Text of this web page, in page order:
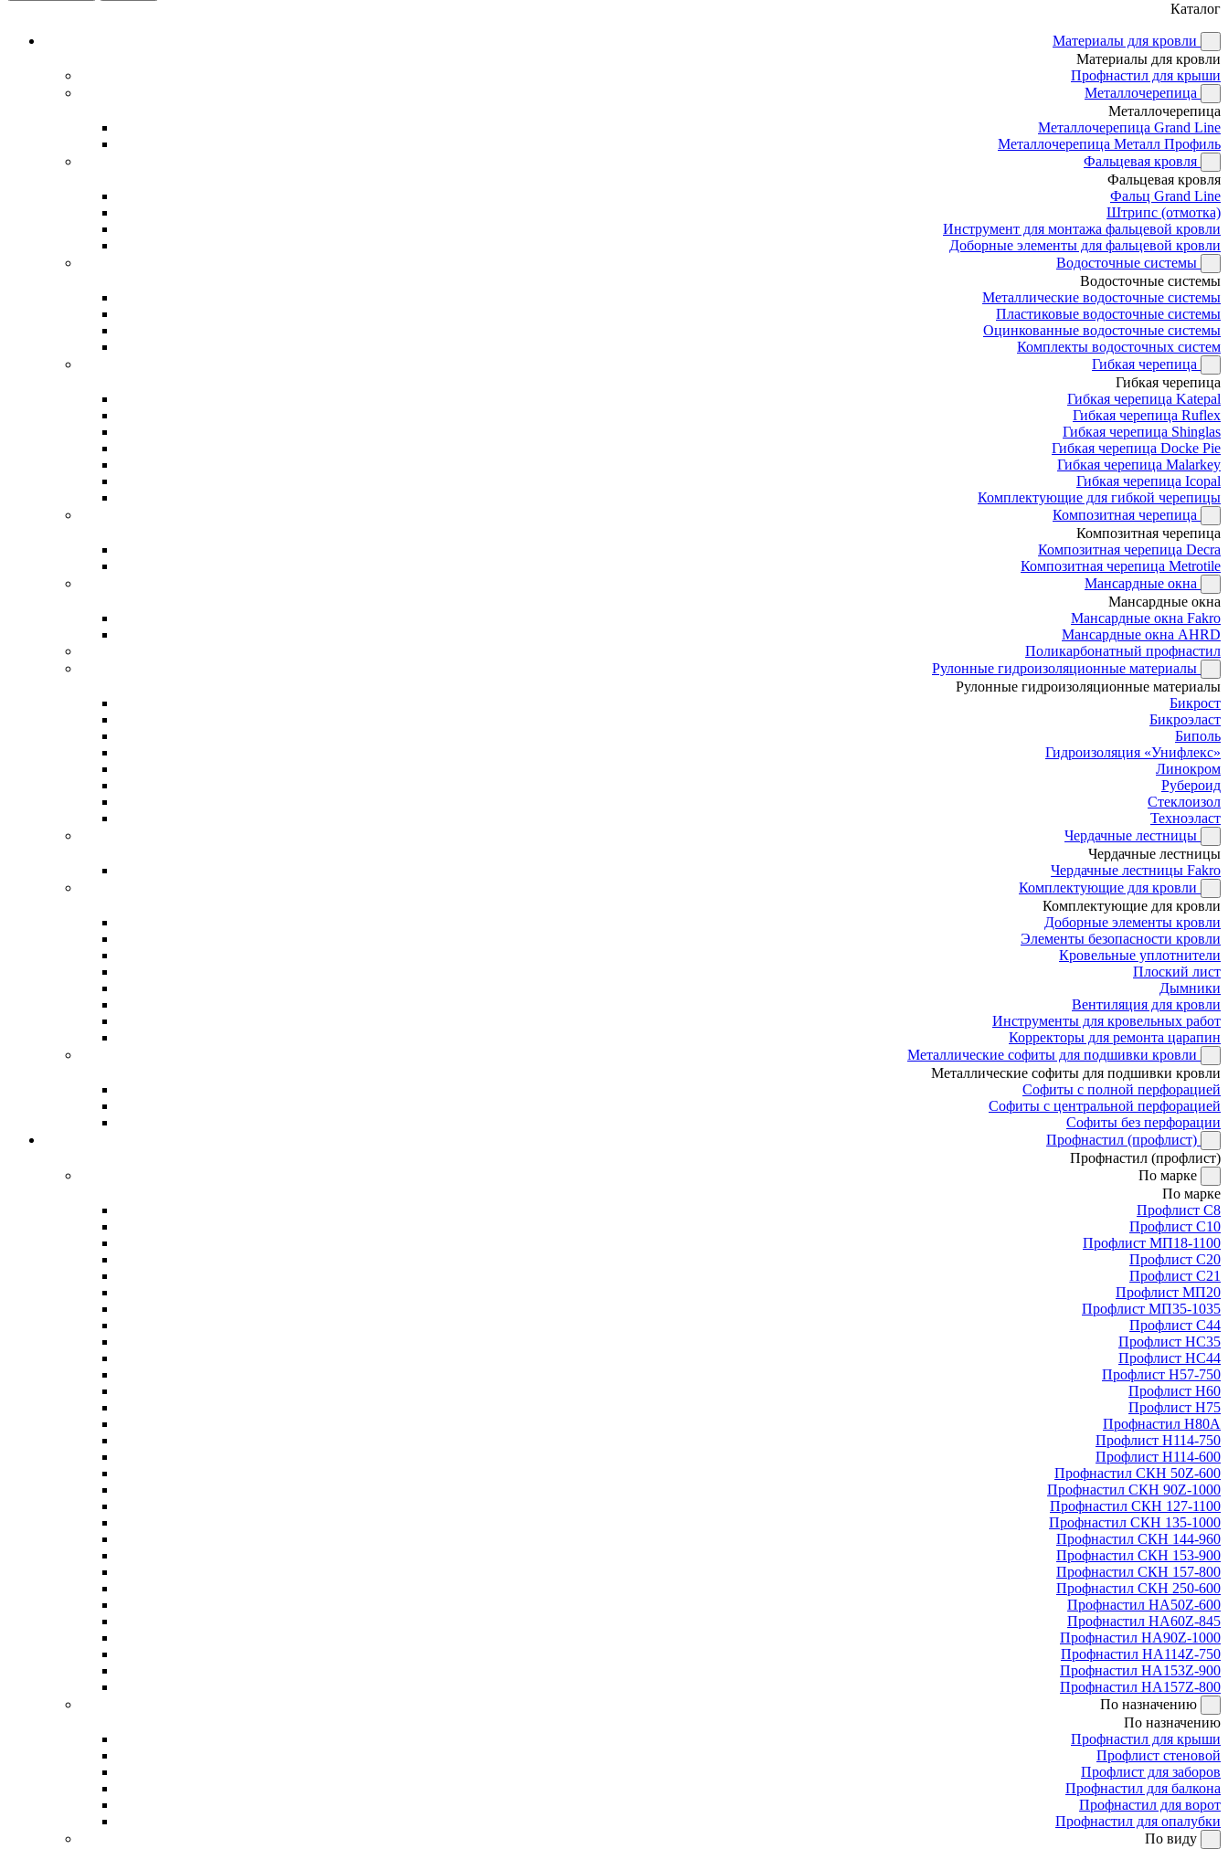
Каталог
Материалы для кровли
Материалы для кровли
Профнастил для крыши
Металлочерепица
Металлочерепица
Металлочерепица Grand Line
Металлочерепица Металл Профиль
Фальцевая кровля
Фальцевая кровля
Фальц Grand Line
Штрипс (отмотка)
Инструмент для монтажа фальцевой кровли
Доборные элементы для фальцевой кровли
Водосточные системы
Водосточные системы
Металлические водосточные системы
Пластиковые водосточные системы
Оцинкованные водосточные системы
Комплекты водосточных систем
Гибкая черепица
Гибкая черепица
Гибкая черепица Katepal
Гибкая черепица Ruflex
Гибкая черепица Shinglas
Гибкая черепица Docke Pie
Гибкая черепица Malarkey
Гибкая черепица Icopal
Комплектующие для гибкой черепицы
Композитная черепица
Композитная черепица
Композитная черепица Decra
Композитная черепица Metrotile
Мансардные окна
Мансардные окна
Мансардные окна Fakro
Мансардные окна AHRD
Поликарбонатный профнастил
Рулонные гидроизоляционные материалы
Рулонные гидроизоляционные материалы
Бикрост
Бикроэласт
Биполь
Гидроизоляция «Унифлекс»
Линокром
Рубероид
Стеклоизол
Техноэласт
Чердачные лестницы
Чердачные лестницы
Чердачные лестницы Fakro
Комплектующие для кровли
Комплектующие для кровли
Доборные элементы кровли
Элементы безопасности кровли
Кровельные уплотнители
Плоский лист
Дымники
Вентиляция для кровли
Инструменты для кровельных работ
Корректоры для ремонта царапин
Металлические софиты для подшивки кровли
Металлические софиты для подшивки кровли
Софиты с полной перфорацией
Софиты с центральной перфорацией
Софиты без перфорации
Профнастил (профлист)
Профнастил (профлист)
По марке
По марке
Профлист С8
Профлист С10
Профлист МП18-1100
Профлист С20
Профлист С21
Профлист МП20
Профлист МП35-1035
Профлист С44
Профлист НС35
Профлист НС44
Профлист Н57-750
Профлист Н60
Профлист Н75
Профнастил Н80А
Профлист Н114-750
Профлист Н114-600
Профнастил СКН 50Z-600
Профнастил СКН 90Z-1000
Профнастил СКН 127-1100
Профнастил СКН 135-1000
Профнастил СКН 144-960
Профнастил СКН 153-900
Профнастил СКН 157-800
Профнастил СКН 250-600
Профнастил НА50Z-600
Профнастил НА60Z-845
Профнастил НА90Z-1000
Профнастил НА114Z-750
Профнастил НА153Z-900
Профнастил НА157Z-800
По назначению
По назначению
Профнастил для крыши
Профлист стеновой
Профлист для заборов
Профнастил для балкона
Профнастил для ворот
Профнастил для опалубки
По виду